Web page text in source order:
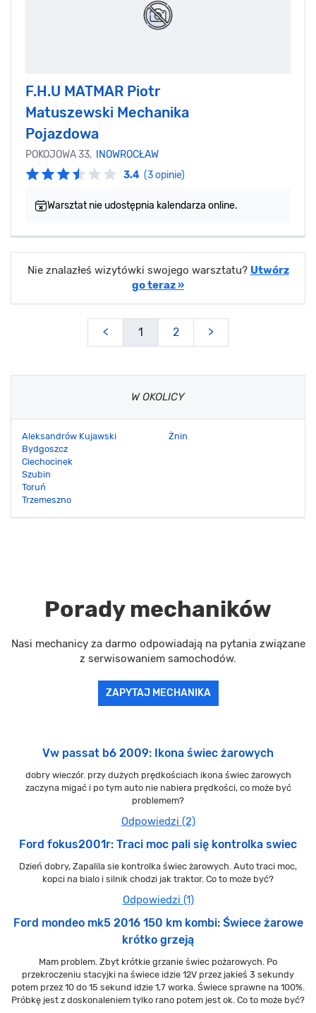
F.H.U MATMAR Piotr
Matuszewski Mechanika
Pojazdowa
POKOJOWA 33,
INOWROCŁAW
3.4 (3 opinie)
Warsztat nie udostępnia kalendarza online.
Nie znalazłeś wizytówki swojego warsztatu? Utwórz
go teraz »
< 1 2 >
W OKOLICY
Aleksandrów Kujawski
Bydgoszcz
Ciechocinek
Szubin
Toruń
Trzemeszno
Żnin
Porady mechaników
Nasi mechanicy za darmo odpowiadają na pytania związane
z serwisowaniem samochodów.
ZAPYTAJ MECHANIKA
Vw passat b6 2009: Ikona świec żarowych
dobry wieczór. przy dużych prędkościach ikona świec żarowych
zaczyna migać i po tym auto nie nabiera prędkości, co może być
problemem?
Odpowiedzi (2)
Ford fokus2001r: Traci moc pali się kontrolka swiec
Dzień dobry, Zapalila sie kontrolka świec żarowych. Auto traci moc,
kopci na bialo i silnik chodzi jak traktor. Co to może być?
Odpowiedzi (1)
Ford mondeo mk5 2016 150 km kombi: Świece żarowe
krótko grzeją
Mam problem. Zbyt krótkie grzanie świec pożarowych. Po
przekroczeniu stacyjki na świece idzie 12V przez jakieś 3 sekundy
potem przez 10 do 15 sekund idzie 1,7 worka. Świece sprawne na 100%.
Próbkę jest z doskonaleniem tylko rano potem jest ok. Co to może być?